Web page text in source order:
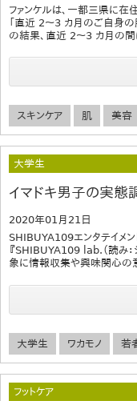
ファンケルは、一都三県に
「直近 2～3 カ月のご自身の
の結果、直近 2～3 カ月の
スキンケア 肌 美容
大学生
イマドキ男子の実
2020年01月21日
SHIBUYA109エンタテイメ
『SHIBUYA109 lab.（読み：
象に情報収集や興味関心の
大学生 ワカモノ 若
フットケア